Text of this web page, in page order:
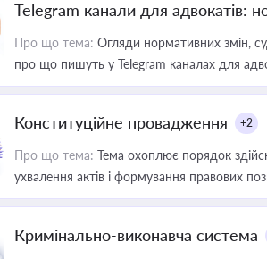
Telegram канали для адвокатів:
Про що тема: Огляди нормативних змін,
про що пишуть у Telegram каналах для
Конституційне провадження +2
Про що тема: Тема охоплює порядок
ухвалення актів і формування правових
Кримінально-виконавча система